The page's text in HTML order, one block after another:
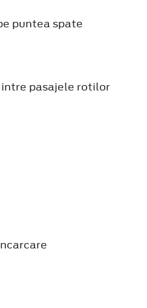
puntea spate
pasajele rotilor